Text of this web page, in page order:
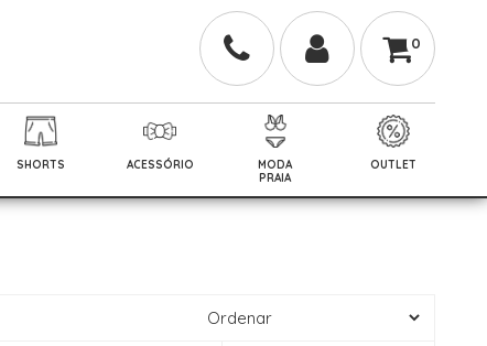
0
SHORTS ACESSÓRIO
MODA
PRAIA
OUTLET